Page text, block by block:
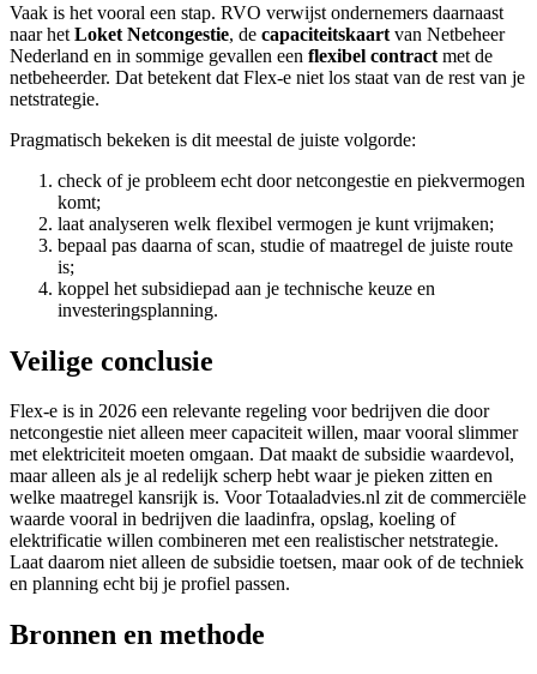
Vaak is het vooral een stap. RVO verwijst ondernemers daarnaast
naar het Loket Netcongestie, de capaciteitskaart van Netbeheer
Nederland en in sommige gevallen een flexibel contract met de
netbeheerder. Dat betekent dat Flex-e niet los staat van de rest van je
netstrategie.
Pragmatisch bekeken is dit meestal de juiste volgorde:
check of je probleem echt door netcongestie en piekvermogen
komt;
laat analyseren welk flexibel vermogen je kunt vrijmaken;
bepaal pas daarna of scan, studie of maatregel de juiste route
is;
koppel het subsidiepad aan je technische keuze en
investeringsplanning.
Veilige conclusie
Flex-e is in 2026 een relevante regeling voor bedrijven die door
netcongestie niet alleen meer capaciteit willen, maar vooral slimmer
met elektriciteit moeten omgaan. Dat maakt de subsidie waardevol,
maar alleen als je al redelijk scherp hebt waar je pieken zitten en
welke maatregel kansrijk is. Voor Totaaladvies.nl zit de commerciële
waarde vooral in bedrijven die laadinfra, opslag, koeling of
elektrificatie willen combineren met een realistischer netstrategie.
Laat daarom niet alleen de subsidie toetsen, maar ook of de techniek
en planning echt bij je profiel passen.
Bronnen en methode